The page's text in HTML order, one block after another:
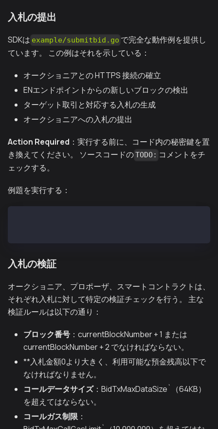
入札の提出
SDKは example/submitbid.go で完全な動作例を提供し
ています。 この例はそれを示している：
オークショニアとの HTTPS 接続の確立
ENエンドポイントからの新しいブロックの検出
ターゲット取引と対応する入札の生成
オークショニアへの入札の提出
Action Required ：実行する前に、コード内の秘密鍵を置
き換えてください。 ソースコードのTODO: コメントをチ
ェックする。
例題を実行する：
入札の検証
オークショニア、プロポーザ、スマートコントラクトは、
それぞれ入札に対して特定の検証チェックを行う。 主な
検証ルールは以下の通り：
ブロック番号 ：currentBlockNumber + 1 または
currentBlockNumber + 2 でなければならない。
**入札金額0より大きく、利用可能な預金残高以下で
なければなりません。
コールデータサイズ：BidTxMaxDataSize`（64KB）
を超えてはならない。
コールガス制限 ：